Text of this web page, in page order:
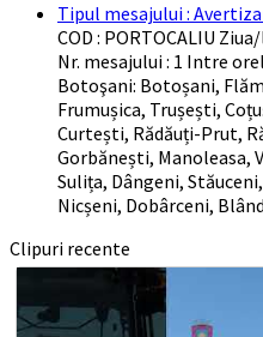
Tipul mesajului :
COD : PORTOCALIU
Nr. mesajului : 1 Intre
Botoşani: Botoșani,
Frumușica, Trușești,
Curtești, Rădăuți-Prut,
Gorbănești, Manoleasa,
Sulița, Dângeni,
Nicșeni, Dobârceni,
Clipuri recente